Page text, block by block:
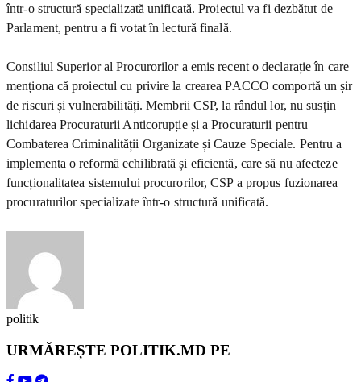
într-o structură specializată unificată. Proiectul va fi dezbătut de
Parlament, pentru a fi votat în lectură finală.
Consiliul Superior al Procurorilor a emis recent o declarație în care
menționa că proiectul cu privire la crearea PACCO comportă un șir
de riscuri și vulnerabilități. Membrii CSP, la rândul lor, nu susțin
lichidarea Procuraturii Anticorupție și a Procuraturii pentru
Combaterea Criminalității Organizate și Cauze Speciale. Pentru a
implementa o reformă echilibrată și eficientă, care să nu afecteze
funcționalitatea sistemului procurorilor, CSP a propus fuzionarea
procuraturilor specializate într-o structură unificată.
politik
URMĂREȘTE POLITIK.MD PE